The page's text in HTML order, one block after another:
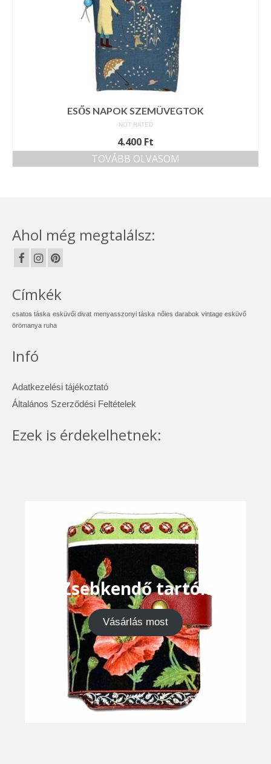
ESŐS NAPOK SZEMÜVEGTOK
NOT RATED
4.400 Ft
TOVÁBB OLVASOM
Ahol még megtalálsz:
Címkék
csatos táska esküvői divat menyasszonyi táska nőies darabok vintage esküvő
örömanya ruha
Infó
Adatkezelési tájékoztató
Általános Szerződési Feltételek
Ezek is érdekelhetnek:
Zsebkendő tartók
Vásárlás most